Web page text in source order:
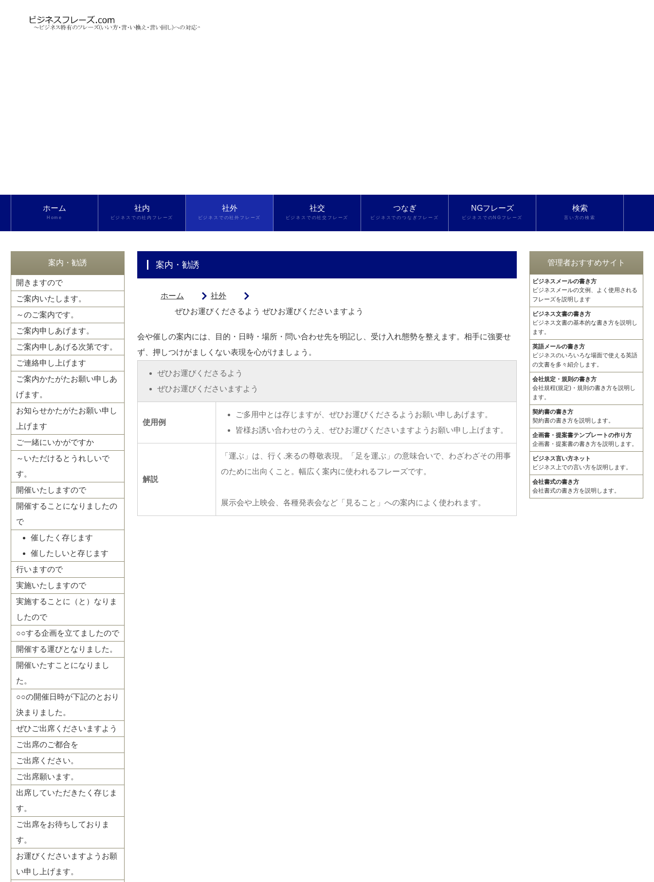
ホーム
Home
社内
ビジネスでの社内フレーズ
社外
ビジネスでの社外フレーズ
社交
ビジネスでの社交フレーズ
つなぎ
ビジネスでのつなぎフレーズ
NGフレーズ
ビジネスでのNGフレーズ
検索
言い方の検索
案内・勧誘
ホーム
社外
ぜひお運びくださるよう ぜひお運びくださいますよう
会や催しの案内には、目的・日時・場所・問い合わせ先を明記し、受け入れ態勢を整えます。相手に強要せ
ず、押しつけがましくない表現を心がけましょう。
ぜひお運びくださるよう
ぜひお運びくださいますよう
使用例
ご多用中とは存じますが、ぜひお運びくださるようお願い申しあげます。
皆様お誘い合わせのうえ、ぜひお運びくださいますようお願い申し上げます。
解説
「運ぶ」は、行く.来るの尊敬表現。「足を運ぶ」の意味合いで、わざわざその用事
のために出向くこと。幅広く案内に使われるフレーズです。
展示会や上映会、各種発表会など「見ること」への案内によく使われます。
案内・勧誘
開きますので
ご案内いたします。
～のご案内です。
ご案内申しあげます。
ご案内申しあげる次第です。
ご連絡申し上げます
ご案内かたがたお願い申しあ
げます。
お知らせかたがたお願い申し
上げます
ご一緒にいかがですか
～いただけるとうれしいで
す。
開催いたしますので
開催することになりましたの
で
催したく存じます
催したしいと存じます
行いますので
実施いたしますので
実施することに（と）なりま
したので
○○する企画を立てましたので
開催する運びとなりました。
開催いたすことになりまし
た。
○○の開催日時が下記のとおり
決まりました。
ぜひご出席くださいますよう
ご出席のご都合を
ご出席ください。
ご出席願います。
出席していただきたく存じま
す。
ご出席をお待ちしておりま
す。
お運びくださいますようお願
い申し上げます。
管理者おすすめサイト
ビジネスメールの書き方
ビジネスメールの文例、よく使用される
フレーズを説明します
ビジネス文書の書き方
ビジネス文書の基本的な書き方を説明し
ます。
英語メールの書き方
ビジネスのいろいろな場面で使える英語
の文書を多々紹介します。
会社規定・規則の書き方
会社規程(規定)・規則の書き方を説明し
ます。
契約書の書き方
契約書の書き方を説明します。
企画書・提案書テンプレートの作り方
企画書・提案書の書き方を説明します。
ビジネス言い方ネット
ビジネス上での言い方を説明します。
会社書式の書き方
会社書式の書き方を説明します。